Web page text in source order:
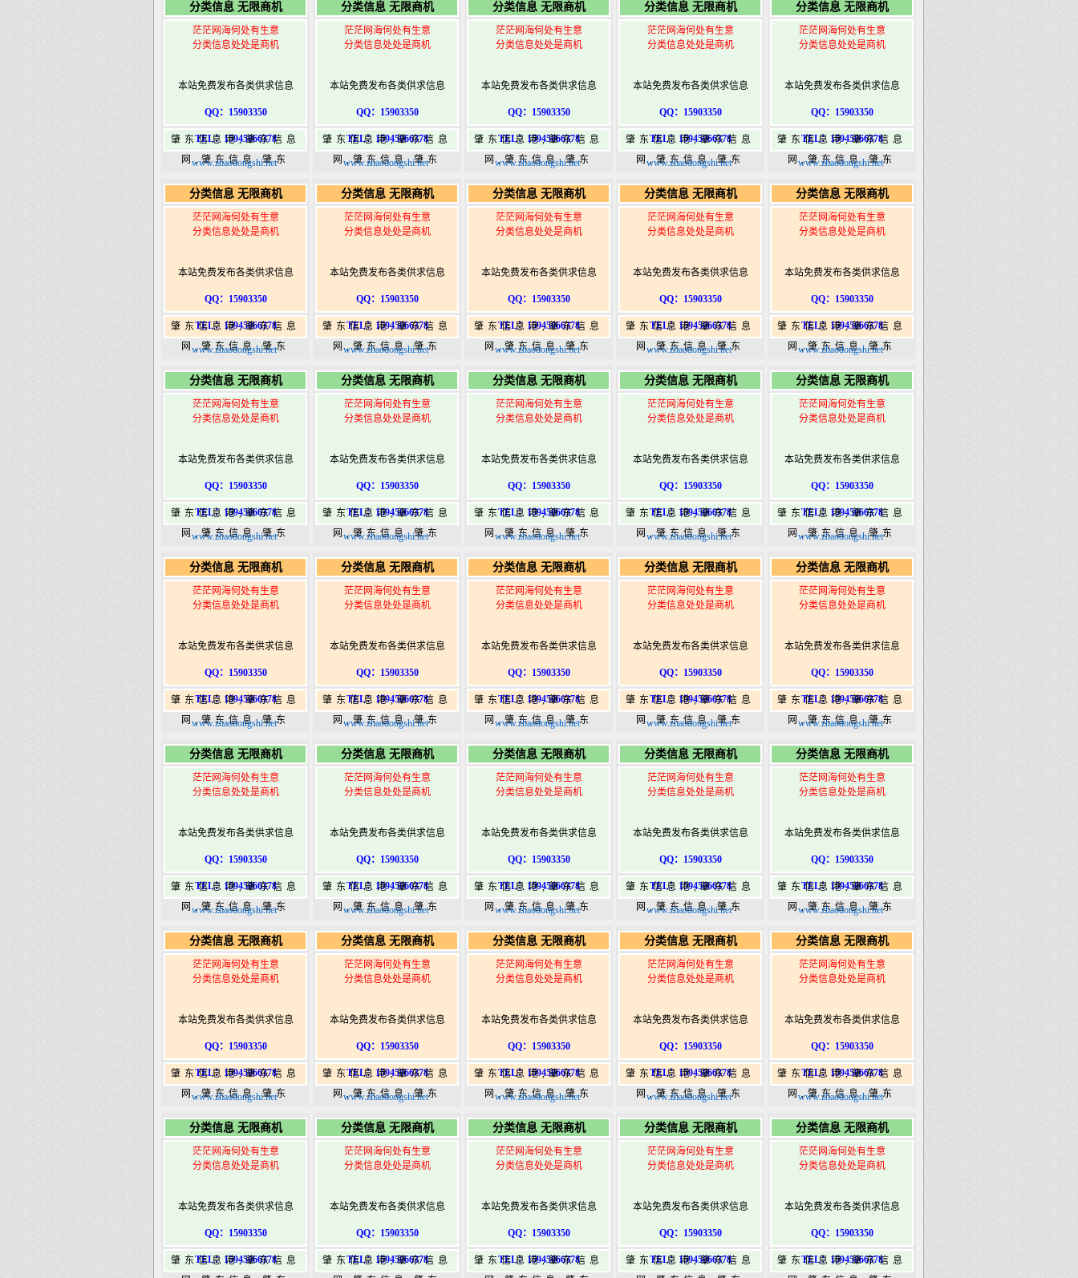
港|www.zhaodongshi.com港|www.zhaodongshi.com港|www.zhaodongshi.com港|www.zhaodongshi.com港|www.zhaodongshi.com
分类信息 无限商机
茫茫网海何处有生意
分类信息处处是商机
本站免费发布各类供求信息
QQ：15903350
TEL：15945066378
肇东信息港,肇东信息
网,肇东信息,肇东
港|www.zhaodongshi.com
www.zhaodongshi.net
分类信息 无限商机
茫茫网海何处有生意
分类信息处处是商机
本站免费发布各类供求信息
QQ：15903350
TEL：15945066378
肇东信息港,肇东信息
网,肇东信息,肇东
港|www.zhaodongshi.com
www.zhaodongshi.net
分类信息 无限商机
茫茫网海何处有生意
分类信息处处是商机
本站免费发布各类供求信息
QQ：15903350
TEL：15945066378
肇东信息港,肇东信息
网,肇东信息,肇东
港|www.zhaodongshi.com
www.zhaodongshi.net
分类信息 无限商机
茫茫网海何处有生意
分类信息处处是商机
本站免费发布各类供求信息
QQ：15903350
TEL：15945066378
肇东信息港,肇东信息
网,肇东信息,肇东
港|www.zhaodongshi.com
www.zhaodongshi.net
分类信息 无限商机
茫茫网海何处有生意
分类信息处处是商机
本站免费发布各类供求信息
QQ：15903350
TEL：15945066378
肇东信息港,肇东信息
网,肇东信息,肇东
港|www.zhaodongshi.com
www.zhaodongshi.net
分类信息 无限商机
茫茫网海何处有生意
分类信息处处是商机
本站免费发布各类供求信息
QQ：15903350
TEL：15945066378
肇东信息港,肇东信息
网,肇东信息,肇东
港|www.zhaodongshi.com
www.zhaodongshi.net
分类信息 无限商机
茫茫网海何处有生意
分类信息处处是商机
本站免费发布各类供求信息
QQ：15903350
TEL：15945066378
肇东信息港,肇东信息
网,肇东信息,肇东
港|www.zhaodongshi.com
www.zhaodongshi.net
分类信息 无限商机
茫茫网海何处有生意
分类信息处处是商机
本站免费发布各类供求信息
QQ：15903350
TEL：15945066378
肇东信息港,肇东信息
网,肇东信息,肇东
港|www.zhaodongshi.com
www.zhaodongshi.net
分类信息 无限商机
茫茫网海何处有生意
分类信息处处是商机
本站免费发布各类供求信息
QQ：15903350
TEL：15945066378
肇东信息港,肇东信息
网,肇东信息,肇东
港|www.zhaodongshi.com
www.zhaodongshi.net
分类信息 无限商机
茫茫网海何处有生意
分类信息处处是商机
本站免费发布各类供求信息
QQ：15903350
TEL：15945066378
肇东信息港,肇东信息
网,肇东信息,肇东
港|www.zhaodongshi.com
www.zhaodongshi.net
分类信息 无限商机
茫茫网海何处有生意
分类信息处处是商机
本站免费发布各类供求信息
QQ：15903350
TEL：15945066378
肇东信息港,肇东信息
网,肇东信息,肇东
港|www.zhaodongshi.com
www.zhaodongshi.net
分类信息 无限商机
茫茫网海何处有生意
分类信息处处是商机
本站免费发布各类供求信息
QQ：15903350
TEL：15945066378
肇东信息港,肇东信息
网,肇东信息,肇东
港|www.zhaodongshi.com
www.zhaodongshi.net
分类信息 无限商机
茫茫网海何处有生意
分类信息处处是商机
本站免费发布各类供求信息
QQ：15903350
TEL：15945066378
肇东信息港,肇东信息
网,肇东信息,肇东
港|www.zhaodongshi.com
www.zhaodongshi.net
分类信息 无限商机
茫茫网海何处有生意
分类信息处处是商机
本站免费发布各类供求信息
QQ：15903350
TEL：15945066378
肇东信息港,肇东信息
网,肇东信息,肇东
港|www.zhaodongshi.com
www.zhaodongshi.net
分类信息 无限商机
茫茫网海何处有生意
分类信息处处是商机
本站免费发布各类供求信息
QQ：15903350
TEL：15945066378
肇东信息港,肇东信息
网,肇东信息,肇东
港|www.zhaodongshi.com
www.zhaodongshi.net
分类信息 无限商机
茫茫网海何处有生意
分类信息处处是商机
本站免费发布各类供求信息
QQ：15903350
TEL：15945066378
肇东信息港,肇东信息
网,肇东信息,肇东
港|www.zhaodongshi.com
www.zhaodongshi.net
分类信息 无限商机
茫茫网海何处有生意
分类信息处处是商机
本站免费发布各类供求信息
QQ：15903350
TEL：15945066378
肇东信息港,肇东信息
网,肇东信息,肇东
港|www.zhaodongshi.com
www.zhaodongshi.net
分类信息 无限商机
茫茫网海何处有生意
分类信息处处是商机
本站免费发布各类供求信息
QQ：15903350
TEL：15945066378
肇东信息港,肇东信息
网,肇东信息,肇东
港|www.zhaodongshi.com
www.zhaodongshi.net
分类信息 无限商机
茫茫网海何处有生意
分类信息处处是商机
本站免费发布各类供求信息
QQ：15903350
TEL：15945066378
肇东信息港,肇东信息
网,肇东信息,肇东
港|www.zhaodongshi.com
www.zhaodongshi.net
分类信息 无限商机
茫茫网海何处有生意
分类信息处处是商机
本站免费发布各类供求信息
QQ：15903350
TEL：15945066378
肇东信息港,肇东信息
网,肇东信息,肇东
港|www.zhaodongshi.com
www.zhaodongshi.net
分类信息 无限商机
茫茫网海何处有生意
分类信息处处是商机
本站免费发布各类供求信息
QQ：15903350
TEL：15945066378
肇东信息港,肇东信息
网,肇东信息,肇东
港|www.zhaodongshi.com
www.zhaodongshi.net
分类信息 无限商机
茫茫网海何处有生意
分类信息处处是商机
本站免费发布各类供求信息
QQ：15903350
TEL：15945066378
肇东信息港,肇东信息
网,肇东信息,肇东
港|www.zhaodongshi.com
www.zhaodongshi.net
分类信息 无限商机
茫茫网海何处有生意
分类信息处处是商机
本站免费发布各类供求信息
QQ：15903350
TEL：15945066378
肇东信息港,肇东信息
网,肇东信息,肇东
港|www.zhaodongshi.com
www.zhaodongshi.net
分类信息 无限商机
茫茫网海何处有生意
分类信息处处是商机
本站免费发布各类供求信息
QQ：15903350
TEL：15945066378
肇东信息港,肇东信息
网,肇东信息,肇东
港|www.zhaodongshi.com
www.zhaodongshi.net
分类信息 无限商机
茫茫网海何处有生意
分类信息处处是商机
本站免费发布各类供求信息
QQ：15903350
TEL：15945066378
肇东信息港,肇东信息
网,肇东信息,肇东
港|www.zhaodongshi.com
www.zhaodongshi.net
分类信息 无限商机
茫茫网海何处有生意
分类信息处处是商机
本站免费发布各类供求信息
QQ：15903350
TEL：15945066378
肇东信息港,肇东信息
网,肇东信息,肇东
港|www.zhaodongshi.com
www.zhaodongshi.net
分类信息 无限商机
茫茫网海何处有生意
分类信息处处是商机
本站免费发布各类供求信息
QQ：15903350
TEL：15945066378
肇东信息港,肇东信息
网,肇东信息,肇东
港|www.zhaodongshi.com
www.zhaodongshi.net
分类信息 无限商机
茫茫网海何处有生意
分类信息处处是商机
本站免费发布各类供求信息
QQ：15903350
TEL：15945066378
肇东信息港,肇东信息
网,肇东信息,肇东
港|www.zhaodongshi.com
www.zhaodongshi.net
分类信息 无限商机
茫茫网海何处有生意
分类信息处处是商机
本站免费发布各类供求信息
QQ：15903350
TEL：15945066378
肇东信息港,肇东信息
网,肇东信息,肇东
港|www.zhaodongshi.com
www.zhaodongshi.net
分类信息 无限商机
茫茫网海何处有生意
分类信息处处是商机
本站免费发布各类供求信息
QQ：15903350
TEL：15945066378
肇东信息港,肇东信息
网,肇东信息,肇东
港|www.zhaodongshi.com
www.zhaodongshi.net
分类信息 无限商机
茫茫网海何处有生意
分类信息处处是商机
本站免费发布各类供求信息
QQ：15903350
TEL：15945066378
肇东信息港,肇东信息
分类信息 无限商机
茫茫网海何处有生意
分类信息处处是商机
本站免费发布各类供求信息
QQ：15903350
TEL：15945066378
肇东信息港,肇东信息
分类信息 无限商机
茫茫网海何处有生意
分类信息处处是商机
本站免费发布各类供求信息
QQ：15903350
TEL：15945066378
肇东信息港,肇东信息
分类信息 无限商机
茫茫网海何处有生意
分类信息处处是商机
本站免费发布各类供求信息
QQ：15903350
TEL：15945066378
肇东信息港,肇东信息
分类信息 无限商机
茫茫网海何处有生意
分类信息处处是商机
本站免费发布各类供求信息
QQ：15903350
TEL：15945066378
肇东信息港,肇东信息